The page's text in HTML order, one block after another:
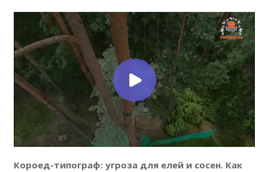
Короед-типограф: угроза для елей и сосен. Как